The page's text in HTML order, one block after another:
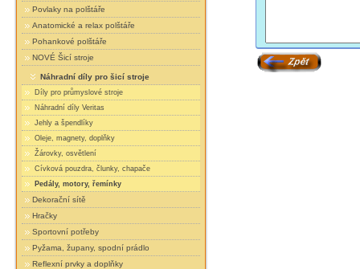
Povlaky na polštáře
Anatomické a relax polštáře
Pohankové polštáře
NOVÉ Šicí stroje
Náhradní díly pro šicí stroje
Díly pro průmyslové stroje
Náhradní díly Veritas
Jehly a špendlíky
Oleje, magnety, doplňky
Žárovky, osvětlení
Cívková pouzdra, člunky, chapače
Pedály, motory, řemínky
Dekorační sítě
Hračky
Sportovní potřeby
Pyžama, župany, spodní prádlo
Reflexní prvky a doplňky